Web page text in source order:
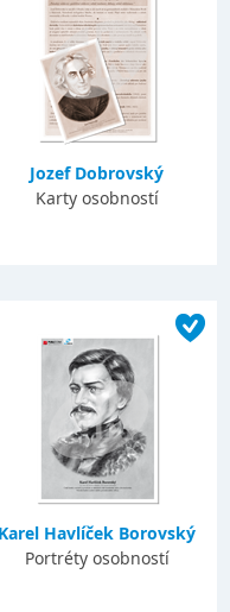
Jozef Dobrovský
Karty osobností
Karel Havlíček Borovský
Portréty osobností